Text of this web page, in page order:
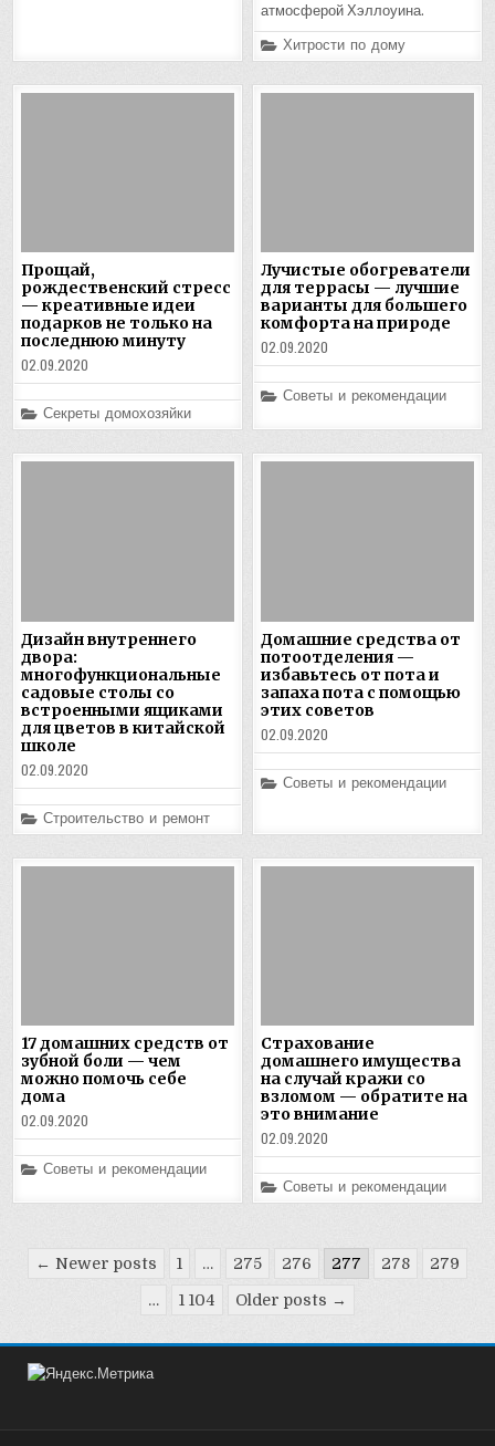
атмосферой Хэллоуина.
Posted
in
Хитрости по дому
Прощай,
рождественский стресс
— креативные идеи
подарков не только на
последнюю минуту
02.09.2020
Posted
in
Секреты домохозяйки
Лучистые обогреватели
для террасы — лучшие
варианты для большего
комфорта на природе
02.09.2020
Posted
Советы и рекомендации
Дизайн внутреннего
двора:
многофункциональные
садовые столы со
встроенными ящиками
для цветов в китайской
школе
02.09.2020
Posted
in
Строительство и ремонт
Домашние средства от
потоотделения —
избавьтесь от пота и
запаха пота с помощью
этих советов
02.09.2020
Posted
Советы и рекомендации
17 домашних средств от
зубной боли — чем
можно помочь себе
дома
02.09.2020
Posted
Советы и рекомендации
Страхование
домашнего имущества
на случай кражи со
взломом — обратите на
это внимание
02.09.2020
Posted
in
Советы и рекомендации
Пагинация
← Newer posts 1 … 275 276 277 278 279
… 1 104 Older posts →